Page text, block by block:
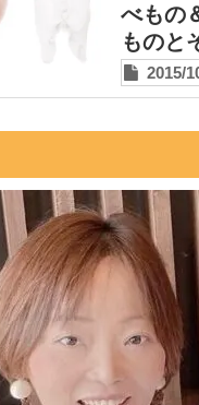
依頼フォーム
Close
べもの
ものと
2015/